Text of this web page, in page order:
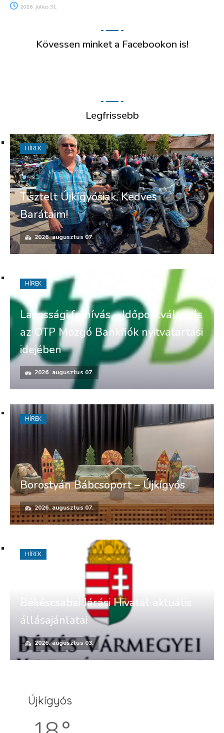
2026. július 31.
Kövessen minket a Facebookon is!
Legfrissebb
Tisztelt Újkígyósiak, Kedves
Barátaim!
2026. augusztus 07.
HÍREK
Lakossági felhívás – Időpontváltozás
az OTP Mozgó Bankfiók nyitvatartási
idejében
2026. augusztus 07.
HÍREK
Borostyán Bábcsoport – Újkígyós
2026. augusztus 07.
HÍREK
Békéscsabai Járási Hivatal aktuális
állásajánlatai
2026. augusztus 03.
HÍREK
Újkígyós